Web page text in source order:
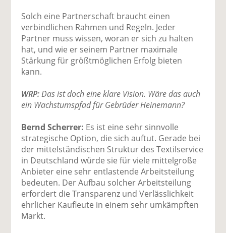
Solch eine Partnerschaft braucht einen
verbindlichen Rahmen und Regeln. Jeder
Partner muss wissen, woran er sich zu halten
hat, und wie er seinem Partner maximale
Stärkung für größtmöglichen Erfolg bieten
kann.
WRP:Das ist doch eine klare Vision. Wäre das auch
ein Wachstumspfad für Gebrüder Heinemann?
Bernd Scherrer: Es ist eine sehr sinnvolle
strategische Option, die sich auftut. Gerade bei
der mittelständischen Struktur des Textilservice
in Deutschland würde sie für viele mittelgroße
Anbieter eine sehr entlastende Arbeitsteilung
bedeuten. Der Aufbau solcher Arbeitsteilung
erfordert die Transparenz und Verlässlichkeit
ehrlicher Kaufleute in einem sehr umkämpften
Markt.